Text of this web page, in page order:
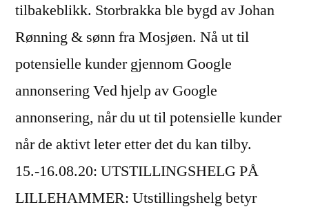
tilbakeblikk. Storbrakka ble bygd av Johan
Rønning & sønn fra Mosjøen. Nå ut til
potensielle kunder gjennom Google
annonsering Ved hjelp av Google
annonsering, når du ut til potensielle kunder
når de aktivt leter etter det du kan tilby.
15.-16.08.20: UTSTILLINGSHELG PÅ
LILLEHAMMER: Utstillingshelg betyr